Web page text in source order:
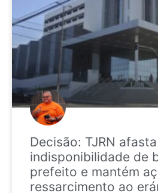
Decisão: TJRN afasta
indisponibilidade de
prefeito e mantém
ressarcimento ao